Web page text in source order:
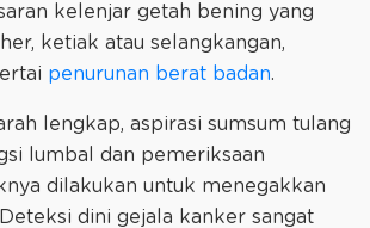
kelenjar getah bening yang
ketiak atau selangkangan,
penurunan berat badan.
lengkap, aspirasi sumsum tulang
lumbal dan pemeriksaan
dilakukan untuk menegakkan
dini gejala kanker sangat